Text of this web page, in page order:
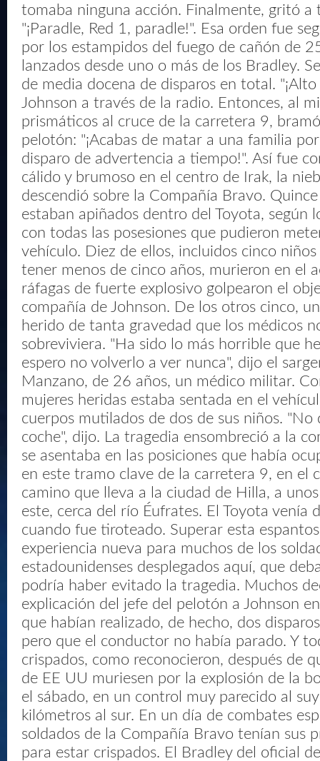
tomaba ninguna acción. Finalmente, gritó a
"¡Paradle, Red 1, paradle!". Esa orden fue
por los estampidos del fuego de cañón de
lanzados desde uno o más de los Bradley.
de media docena de disparos en total.
Johnson a través de la radio. Entonces, al
prismáticos al cruce de la carretera 9,
pelotón: "¡Acabas de matar a una familia
disparo de advertencia a tiempo!". Así fue
cálido y brumoso en el centro de Irak, la
descendió sobre la Compañía Bravo.
estaban apiñados dentro del Toyota, según
con todas las posesiones que pudieron
vehículo. Diez de ellos, incluidos cinco
tener menos de cinco años, murieron en el
ráfagas de fuerte explosivo golpearon el
compañía de Johnson. De los otros cinco,
herido de tanta gravedad que los médicos
sobreviviera. "Ha sido lo más horrible que
espero no volverlo a ver nunca", dijo el
Manzano, de 26 años, un médico militar.
mujeres heridas estaba sentada en el
cuerpos mutilados de dos de sus niños. "No
coche", dijo. La tragedia ensombreció a la
se asentaba en las posiciones que había
en este tramo clave de la carretera 9, en el
camino que lleva a la ciudad de Hilla, a
este, cerca del río Éufrates. El Toyota venía
cuando fue tiroteado. Superar esta
experiencia nueva para muchos de los
estadounidenses desplegados aquí, que
podría haber evitado la tragedia. Muchos
explicación del jefe del pelotón a Johnson
que habían realizado, de hecho, dos
pero que el conductor no había parado. Y
crispados, como reconocieron, después de
de EE UU muriesen por la explosión de la
el sábado, en un control muy parecido al
kilómetros al sur. En un día de combates
soldados de la Compañía Bravo tenían sus
para estar crispados. El Bradley del oficial